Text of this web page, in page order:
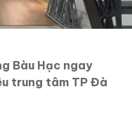
Bàu Hạc ngay
trung tâm TP Đà